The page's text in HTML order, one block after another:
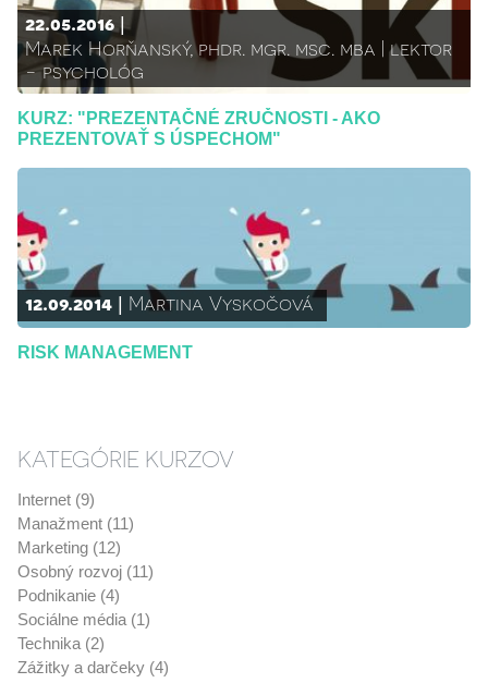
22.05.2016
Marek Horňanský, phdr. mgr. msc. mba | lektor
- psychológ
KURZ: "PREZENTAČNÉ ZRUČNOSTI - AKO
PREZENTOVAŤ S ÚSPECHOM"
12.09.2014 Martina Vyskočová
RISK MANAGEMENT
KATEGÓRIE KURZOV
Internet (9)
Manažment (11)
Marketing (12)
Osobný rozvoj (11)
Podnikanie (4)
Sociálne média (1)
Technika (2)
Zážitky a darčeky (4)